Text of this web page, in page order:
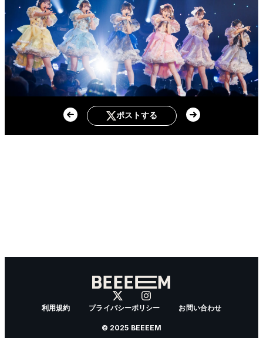
ポストする
利用規約 プライバシーポリシー お問い合わせ
© 2025 BEEEEM